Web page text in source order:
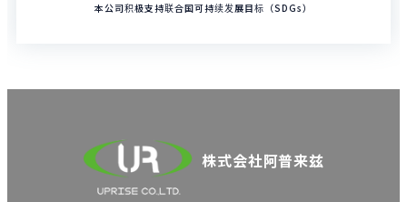
本公司积极支持联合国可持续发展目标（SDGs）
株式会社阿普来兹